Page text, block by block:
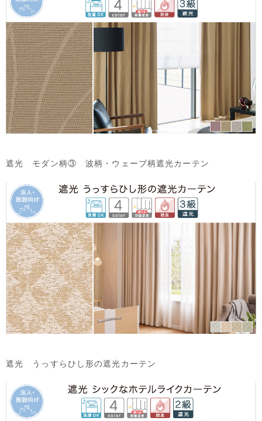
遮光 モダン柄③ 波柄・ウェーブ柄遮光カーテン
遮光 うっすらひし形の遮光カーテン